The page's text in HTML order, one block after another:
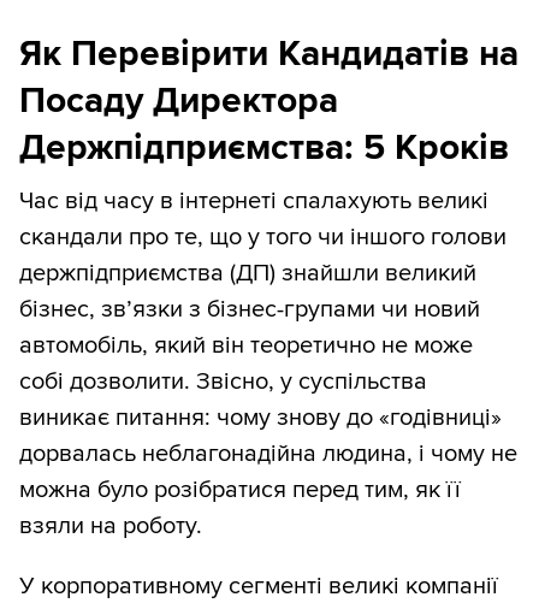
Як Перевірити Кандидатів на
Посаду Директора
Держпідприємства: 5 Кроків
Час від часу в інтернеті спалахують великі
скандали про те, що у того чи іншого голови
держпідприємства (ДП) знайшли великий
бізнес, зв’язки з бізнес-групами чи новий
автомобіль, який він теоретично не може
собі дозволити. Звісно, у суспільства
виникає питання: чому знову до «годівниці»
дорвалась неблагонадійна людина, і чому не
можна було розібратися перед тим, як її
взяли на роботу.
У корпоративному сегменті великі компанії